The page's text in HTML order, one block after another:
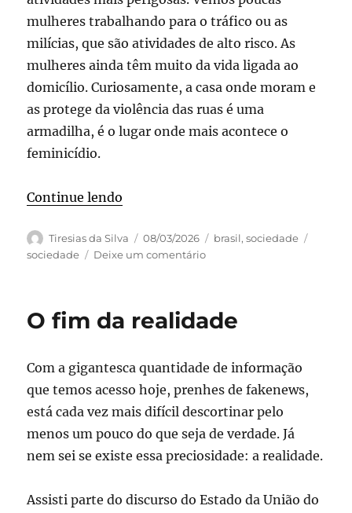
mulheres trabalhando para o tráfico ou as
milícias, que são atividades de alto risco. As
mulheres ainda têm muito da vida ligada ao
domicílio. Curiosamente, a casa onde moram e
as protege da violência das ruas é uma
armadilha, é o lugar onde mais acontece o
feminicídio.
Continue lendo
Autor
Tiresias da Silva
Publicado
em
08/03/2026 Categorias
brasil,sociedade
sociedade
Deixe um comentárioem
O fim da realidade
Com a gigantesca quantidade de informação
que temos acesso hoje, prenhes de fakenews,
está cada vez mais difícil descortinar pelo
menos um pouco do que seja de verdade. Já
nem sei se existe essa preciosidade: a realidade.
Assisti parte do discurso do Estado da União do